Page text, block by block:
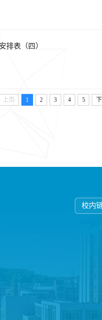
排表（四）
上页 1 2 3 4 5
校内